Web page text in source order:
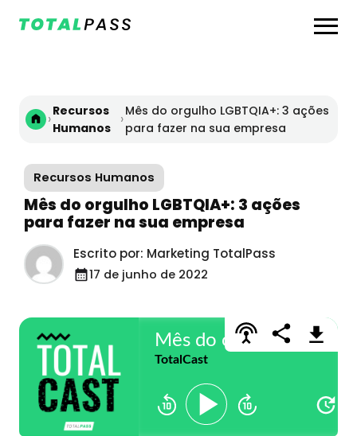
›Recursos
Humanos
›Mês do orgulho LGBTQIA+: 3 ações
para fazer na sua empresa
Recursos Humanos
Mês do orgulho LGBTQIA+: 3 ações
para fazer na sua empresa
Escrito por: Marketing TotalPass
17 de junho de 2022